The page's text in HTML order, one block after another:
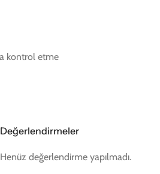
kontrol etme
Değerlendirmeler
Henüz değerlendirme yapılmadı.